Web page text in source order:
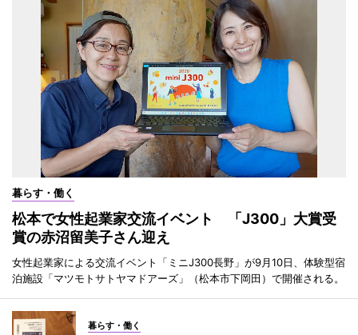
暮らす・働く
松本で女性起業家交流イベント 「J300」大賞受
賞の赤沼留美子さん迎え
女性起業家による交流イベント「ミニJ300長野」が9月10日、体験型宿
泊施設「マツモトサトヤマドアーズ」（松本市下岡田）で開催される。
暮らす・働く